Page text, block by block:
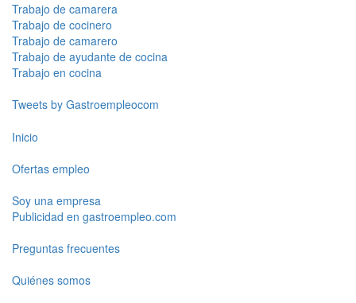
Trabajo de camarera
Trabajo de cocinero
Trabajo de camarero
Trabajo de ayudante de cocina
Trabajo en cocina
Tweets by Gastroempleocom
Inicio
Ofertas empleo
Soy una empresa
Publicidad en gastroempleo.com
Preguntas frecuentes
Quiénes somos